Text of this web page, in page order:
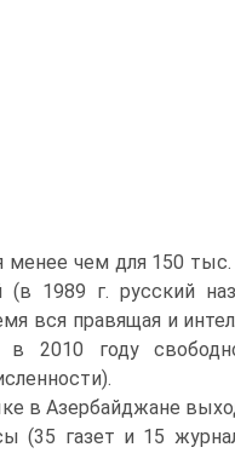
чем для 150 тыс.
(в 1989 г. русский
вся правящая и
2010 году
в Азербайджане
(35 газет и 15